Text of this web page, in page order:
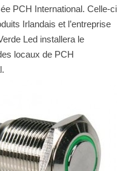
PCH International. Celle-ci
Irlandais et l’entreprise
Led installera le
locaux de PCH